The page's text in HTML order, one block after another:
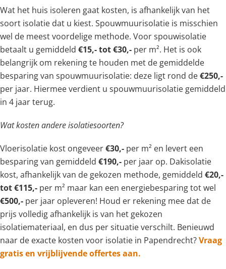
Wat het huis isoleren gaat kosten, is afhankelijk van het
soort isolatie dat u kiest. Spouwmuurisolatie is misschien
wel de meest voordelige methode. Voor spouwisolatie
betaalt u gemiddeld €15,- tot €30,- per m². Het is ook
belangrijk om rekening te houden met de gemiddelde
besparing van spouwmuurisolatie: deze ligt rond de€250,-
per jaar. Hiermee verdient u spouwmuurisolatie gemiddeld
in 4 jaar terug.
Wat kosten andere isolatiesoorten?
Vloerisolatie kost ongeveer€30,- per m² en levert een
besparing van gemiddeld €190,- per jaar op. Dakisolatie
kost, afhankelijk van de gekozen methode, gemiddeld €20,-
tot €115,- per m² maar kan een energiebesparing tot wel
€500,- per jaar opleveren! Houd er rekening mee dat de
prijs volledig afhankelijk is van het gekozen
isolatiemateriaal, en dus per situatie verschilt. Benieuwd
naar de exacte kosten voor isolatie in Papendrecht?Vraag
gratis en vrijblijvende offertes aan.